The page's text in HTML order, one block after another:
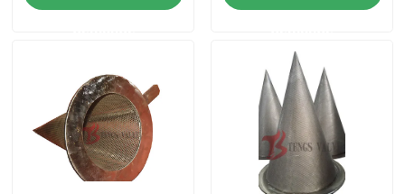
Produits
Au sujet de nous